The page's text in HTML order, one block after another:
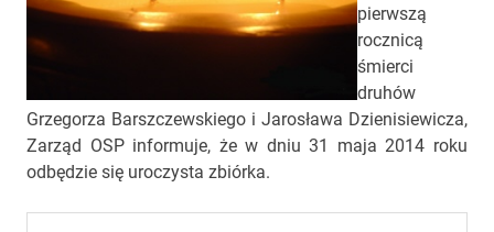
pierwszą
rocznicą
śmierci
druhów
Grzegorza Barszczewskiego i Jarosława Dzienisiewicza,
Zarząd OSP informuje, że w dniu 31 maja 2014 roku
odbędzie się uroczysta zbiórka.